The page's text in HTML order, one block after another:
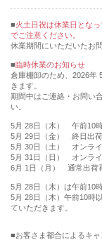
火土日祝は休業日とな
でご注意ください。
休業期間にいただいたお
■臨時休業のお知らせ
倉庫棚卸のため、2026年
きます。
期間中はご連絡・お問い
い。
5月 28日（木） 午前10
5月 29日（金） 終日出
5月 30日（土） オンラ
5月 31日（日） オンラ
6月 1日（月） 通常出荷
5月 28日（木）は午前10
5月 28日（木）午前10時
ていただきます。
■お客さま都合によるキ